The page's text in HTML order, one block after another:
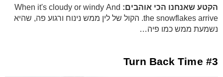
הקטע שאנחנו הכי אוהבים: When it's cloudy or windy And
the snowflakes arrive. הקול של לין ממש נינוח ורגוע פה, שהיא
נשמעת ממש כמו פיה…
#3 Turn Back Time